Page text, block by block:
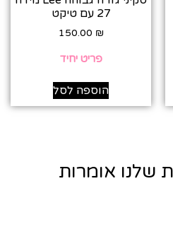
27 עם טיקט
150.00 ₪
פריט יחיד
הוספה לסל
שלנו אומרות